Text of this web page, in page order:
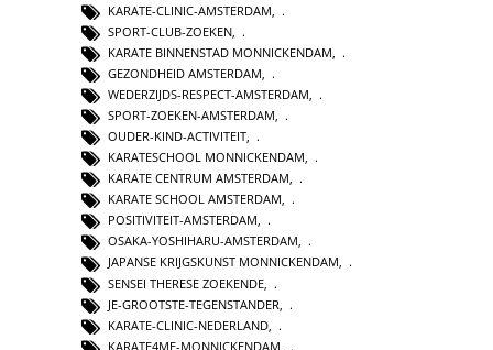
KARATE-CLINIC-AMSTERDAM
SPORT-CLUB-ZOEKEN
KARATE BINNENSTAD MONNICKENDAM
GEZONDHEID AMSTERDAM
WEDERZIJDS-RESPECT-AMSTERDAM
SPORT-ZOEKEN-AMSTERDAM,
OUDER-KIND-ACTIVITEIT,
KARATESCHOOL MONNICKENDAM,
KARATE CENTRUM AMSTERDAM,
KARATE SCHOOL AMSTERDAM,
POSITIVITEIT-AMSTERDAM,
OSAKA-YOSHIHARU-AMSTERDAM,
JAPANSE KRIJGSKUNST MONNICKENDAM,
SENSEI THERESE ZOEKENDE
JE-GROOTSTE-TEGENSTANDER
KARATE-CLINIC-NEDERLAND
KARATE4ME-MONNICKENDAM